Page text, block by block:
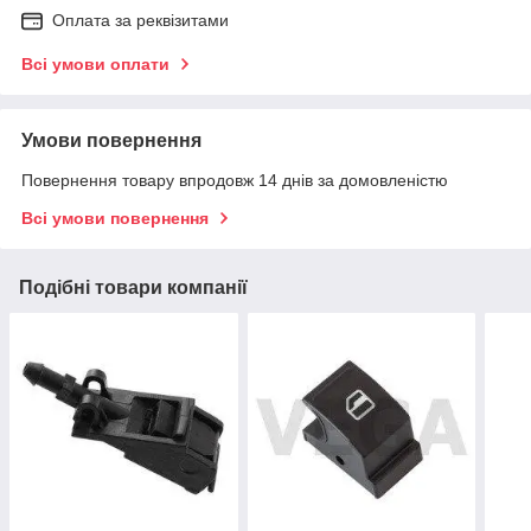
Оплата за реквізитами
Всі умови оплати
Умови повернення
Повернення товару впродовж 14 днів за домовленістю
Всі умови повернення
Подібні товари компанії